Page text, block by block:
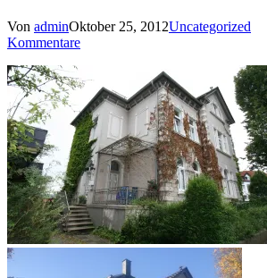
Von adminOktober 25, 2012Uncategorized
Kommentare